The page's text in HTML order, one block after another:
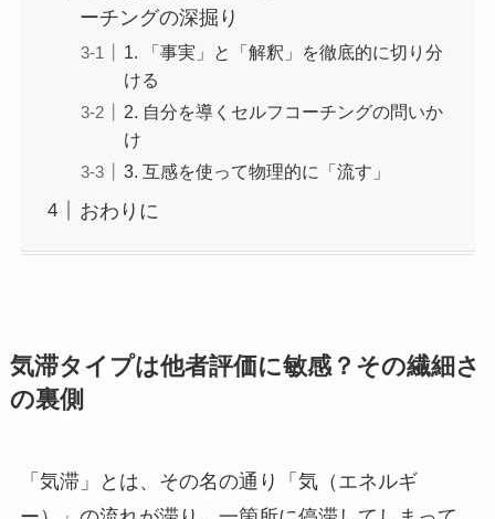
ーチングの深掘り
1. 「事実」と「解釈」を徹底的に切り分
ける
2. 自分を導くセルフコーチングの問いか
け
3. 互感を使って物理的に「流す」
おわりに
気滞タイプは他者評価に敏感？その繊細さ
の裏側
「気滞」とは、その名の通り「気（エネルギ